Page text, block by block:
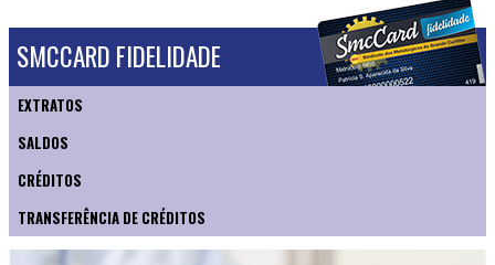
SMCCARD FIDELIDADE
EXTRATOS
SALDOS
CRÉDITOS
TRANSFERÊNCIA DE CRÉDITOS